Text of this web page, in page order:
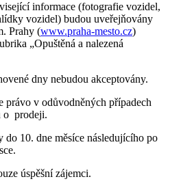
informace (fotografie vozidel,
vozidel) budou uveřejňovány
Prahy (www.praha-mesto.cz)
„Opuštěná a nalezená
dny nebudou akceptovány.
právo v odůvodněných případech
o prodeji.
10. dne měsíce následujícího po
úspěšní zájemci.